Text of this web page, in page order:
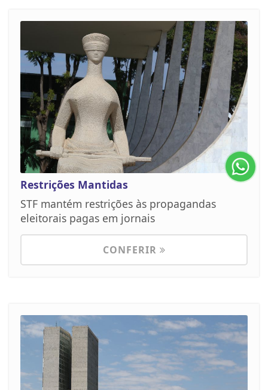
Restrições Mantidas
STF mantém restrições às propagandas
eleitorais pagas em jornais
CONFERIR